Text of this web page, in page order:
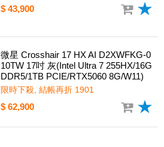
$ 43,900
微星 Crosshair 17 HX AI D2XWFKG-0
10TW 17吋 灰(Intel Ultra 7 255HX/16G
DDR5/1TB PCIE/RTX5060 8G/W11)
限時下殺, 結帳再折 1901
$ 62,900